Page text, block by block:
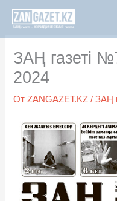
Перейти
содержимому
ЗАҢ газеті
2024
ОтZANGAZET.KZ/ЗАҢ